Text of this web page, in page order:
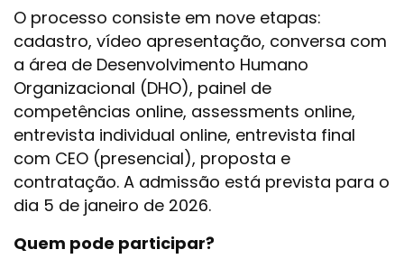
O processo consiste em nove etapas:
cadastro, vídeo apresentação, conversa com
a área de Desenvolvimento Humano
Organizacional (DHO), painel de
competências online, assessments online,
entrevista individual online, entrevista final
com CEO (presencial), proposta e
contratação. A admissão está prevista para o
dia 5 de janeiro de 2026.
Quem pode participar?